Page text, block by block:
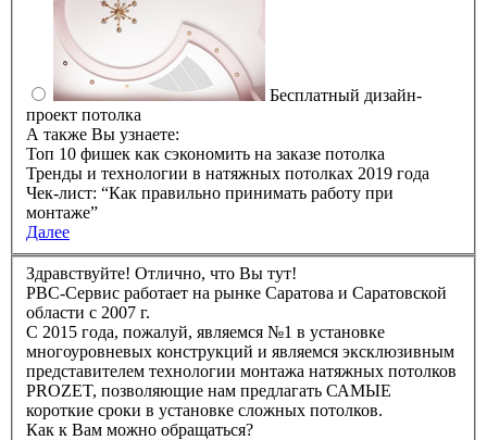
Бесплатный дизайн-
проект потолка
А также Вы узнаете:
Топ 10 фишек как сэкономить на заказе потолка
Тренды и технологии в натяжных потолках 2019 года
Чек-лист: “Как правильно принимать работу при
монтаже”
Далее
Здравствуйте! Отлично, что Вы тут!
РBC-Сервис работает на рынке Саратова и Саратовской
области с 2007 г.
C 2015 года, пожалуй, являемся №1 в установке
многоуровневых конструкций и являемся эксклюзивным
представителем технологии монтажа натяжных потолков
PROZET, позволяющие нам предлагать САМЫЕ
короткие сроки в установке сложных потолков.
Как к Вам можно обращаться?